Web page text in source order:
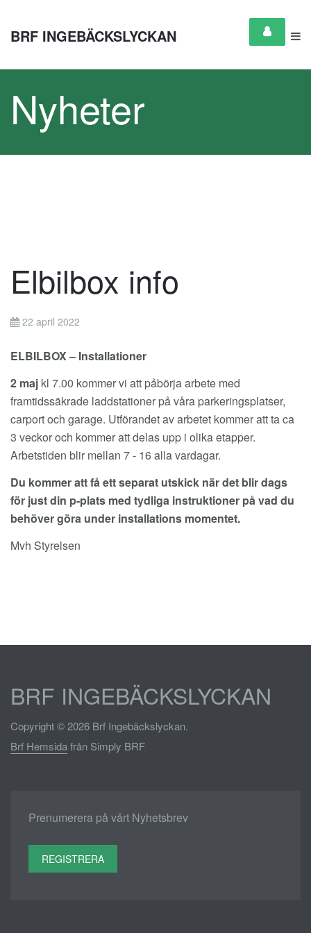
BRF INGEBÄCKSLYCKAN
Nyheter
Elbilbox info
22 april 2022
ELBILBOX– Installationer
2 maj kl 7.00 kommer vi att påbörja arbete med
framtidssäkrade laddstationer på våra parkeringsplatser,
carport och garage. Utförandet av arbetet kommer att ta ca
3 veckor och kommer att delas upp i olika etapper.
Arbetstiden blir mellan 7 - 16 alla vardagar.
Du kommer att få ett separat utskick när det blir dags
för just din p-plats med tydliga instruktioner på vad du
behöver göra under installations momentet.
Mvh Styrelsen
BRF INGEBÄCKSLYCKAN
Copyright © 2026 Brf Ingebäckslyckan.
Brf Hemsidafrån Simply BRF
Prenumerera på vårt Nyhetsbrev
REGISTRERA